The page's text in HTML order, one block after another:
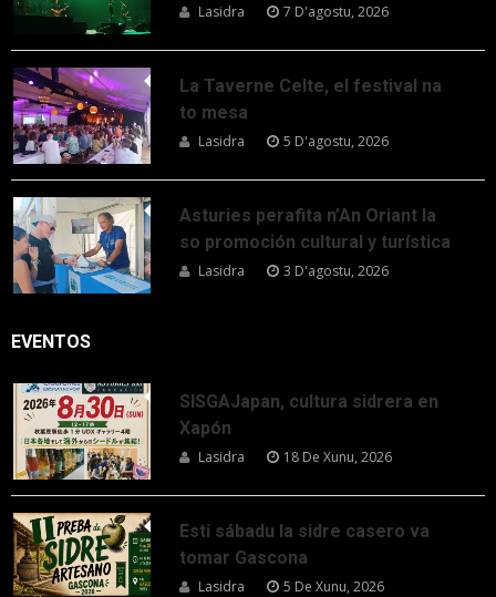
Lasidra 7 D'agostu, 2026
La Taverne Celte, el festival na
to mesa
Lasidra 5 D'agostu, 2026
Asturies perafita n’An Oriant la
so promoción cultural y turística
Lasidra 3 D'agostu, 2026
EVENTOS
SISGAJapan, cultura sidrera en
Xapón
Lasidra 18 De Xunu, 2026
Esti sábadu la sidre casero va
tomar Gascona
Lasidra 5 De Xunu, 2026